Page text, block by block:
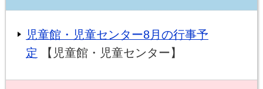
児童館・児童センター8月の行事予
定 【児童館・児童センター】